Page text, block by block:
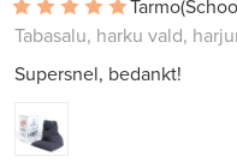
Tarmo
Tabasalu, harku vald,
Supersnel, bedankt!